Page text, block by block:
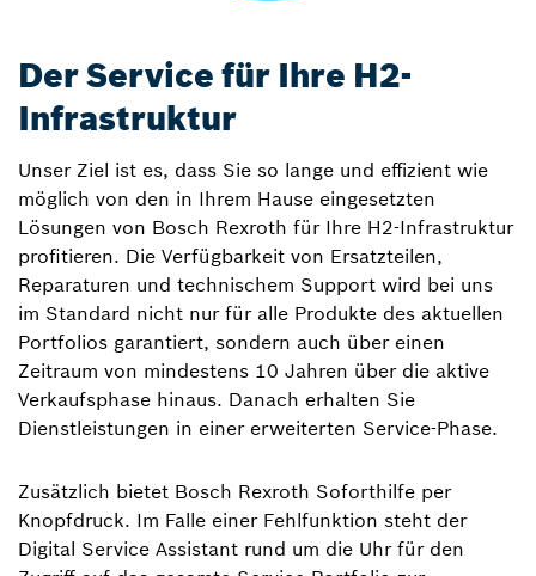
Der Service für Ihre H2-
Infrastruktur
Unser Ziel ist es, dass Sie so lange und effizient wie
möglich von den in Ihrem Hause eingesetzten
Lösungen von Bosch Rexroth für Ihre H2-Infrastruktur
profitieren. Die Verfügbarkeit von Ersatzteilen,
Reparaturen und technischem Support wird bei uns
im Standard nicht nur für alle Produkte des aktuellen
Portfolios garantiert, sondern auch über einen
Zeitraum von mindestens 10 Jahren über die aktive
Verkaufsphase hinaus. Danach erhalten Sie
Dienstleistungen in einer erweiterten Service-Phase.
Zusätzlich bietet Bosch Rexroth Soforthilfe per
Knopfdruck. Im Falle einer Fehlfunktion steht der
Digital Service Assistant rund um die Uhr für den